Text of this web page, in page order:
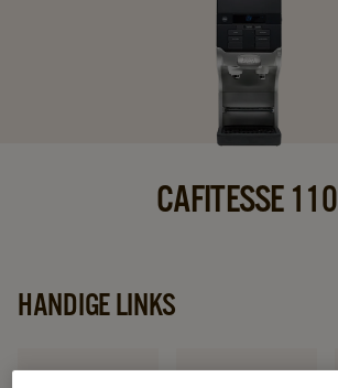
CAFITESSE 110
HANDIGE LINKS